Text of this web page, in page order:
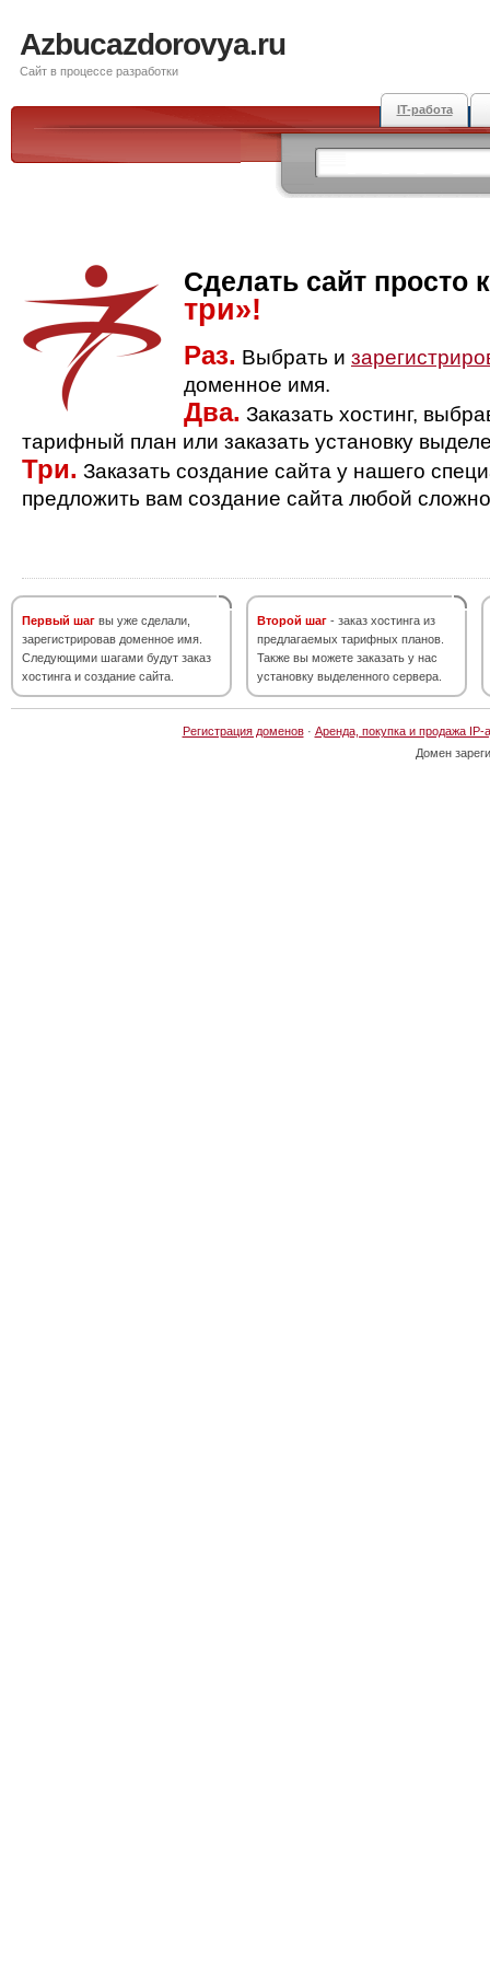
Azbucazdorovya.ru
Сайт в процессе разработки
IT-работа
Сделать сайт просто
три»!
Раз. Выбрать и
доменное имя.
Два. Заказать хостинг,
тарифный план или заказать установку
Три. Заказать создание сайта у нашего
предложить вам создание сайта любой
Первый шаг вы уже сделали,
зарегистрировав доменное имя.
Следующими шагами будут заказ
хостинга и создание сайта.
Второй шаг - заказ хостинга из
предлагаемых тарифных планов.
Также вы можете заказать у нас
установку выделенного сервера.
Регистрация доменов· Аренда, покупка и продажа IP-
Домен